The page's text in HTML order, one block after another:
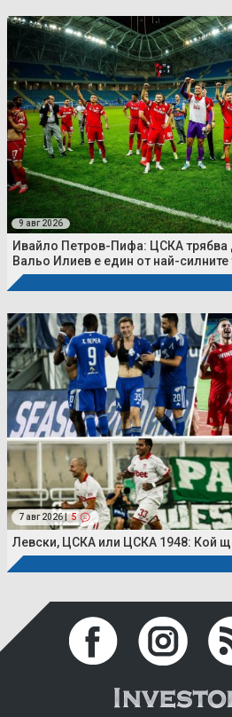
9 авг 2026
Ивайло Петров-Пифа: ЦСКА трябва
Вальо Илиев е един от най-силните
7 авг 2026 | 5
Левски, ЦСКА или ЦСКА 1948: Кой